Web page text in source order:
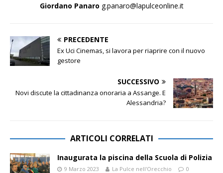
Giordano Panaro g.panaro@lapulceonline.it
PRECEDENTE
Ex Uci Cinemas, si lavora per riaprire con il nuovo
gestore
SUCCESSIVO
Novi discute la cittadinanza onoraria a Assange. E
Alessandria?
ARTICOLI CORRELATI
Inaugurata la piscina della Scuola di Polizia
9 Marzo 2023 La Pulce nell'Orecchio 0